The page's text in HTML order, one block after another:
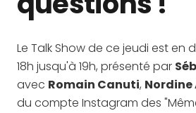
Le Talk Show de ce jeudi est en
18h jusqu'à 19h, présenté par
avec Romain Canuti, Nordine
du compte Instagram des